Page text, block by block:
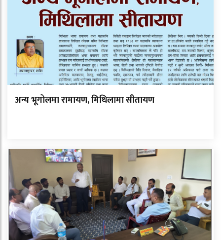
अन्य भूगोलमा रामायण, मिथिलामा सीतायण